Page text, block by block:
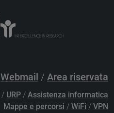
Webmail / Area riservata
/ URP / Assistenza informatica
Mappe e percorsi / WiFi / VPN